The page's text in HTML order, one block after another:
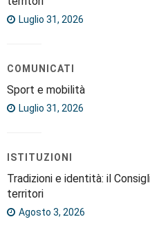
Luglio 31, 2026
COMUNICATI
Sport e mobilità
Luglio 31, 2026
ISTITUZIONI
Tradizioni e identità: il
territori
Agosto 3, 2026